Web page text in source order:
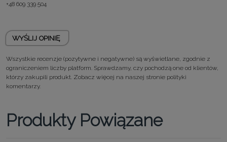
+48 609 339 504
WYŚLIJ OPINIĘ
Wszystkie recenzje (pozytywne i negatywne) są wyświetlane, zgodnie z
ograniczeniem liczby platform. Sprawdzamy, czy pochodzą one od klientów,
którzy zakupili produkt. Zobacz więcej na naszej stronie polityki
komentarzy.
Produkty Powiązane